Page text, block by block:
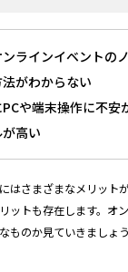
ラインイベントの
がわからない
や端末操作に不安
高い
はさまざまなメリット
ットも存在します。オ
ものか見ていきましょう